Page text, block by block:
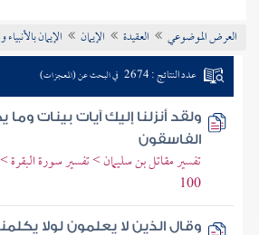
تراجم الأعلام
العرض الموضوعي العقيدة الإيمان الإيمان
عدد النتائج : 2674 في البحث عن (المعجزات)
ولقد أنزلنا إليك آيات بينات وما
الفاسقون
100
وقال الذين لا يعلمون لولا يكلمنا